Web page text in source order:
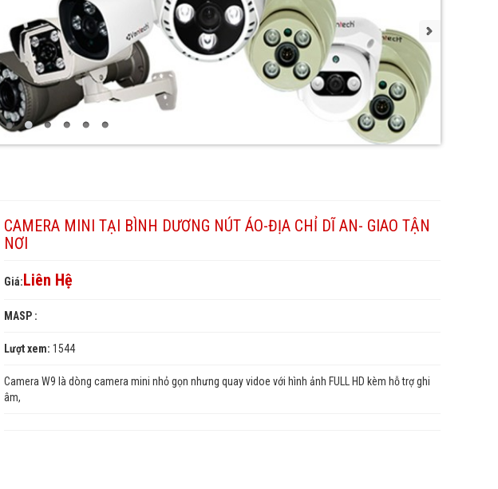
CAMERA MINI TẠI BÌNH DƯƠNG NÚT ÁO-ĐỊA CHỈ DĨ AN- GIAO TẬN
NƠI
Giá:Liên Hệ
MASP :
Lượt xem: 1544
Camera W9 là dòng camera mini nhỏ gọn nhưng quay vidoe với hình ảnh FULL HD kèm hỗ trợ ghi
âm,